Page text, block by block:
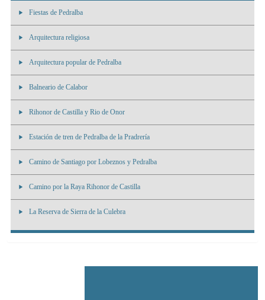
Fiestas de Pedralba
Arquitectura religiosa
Arquitectura popular de Pedralba
Balneario de Calabor
Rihonor de Castilla y Rio de Onor
Estación de tren de Pedralba de la Pradrería
Camino de Santiago por Lobeznos y Pedralba
Camino por la Raya Rihonor de Castilla
La Reserva de Sierra de la Culebra